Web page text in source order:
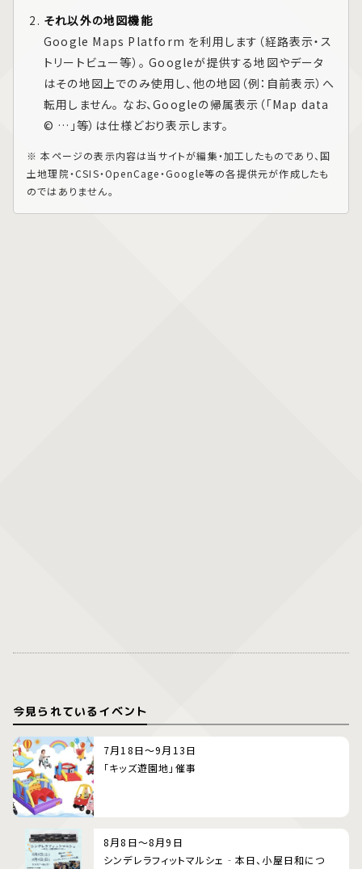
今見られているイベント
7月18日～9月13日
「キッズ遊園地」催事
8月8日～8月9日
シンデレラフィットマルシェ‐本日、小屋日和につ
それ以外の地図機能
Google Maps Platform を利用します（経路表示・ス
トリートビュー等）。 Googleが提供する地図やデータ
はその地図上でのみ使用し、他の地図（例：自前表示）へ
転用しません。 なお、Googleの帰属表示（「Map data
© …」等）は仕様どおり表示します。
※ 本ページの表示内容は当サイトが編集・加工したものであり、国
土地理院・CSIS・OpenCage・Google等の各提供元が作成したも
のではありません。